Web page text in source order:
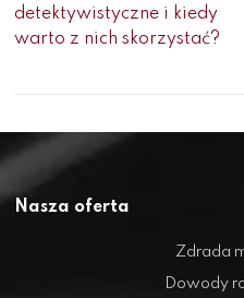
wpis:
detektywistyczne i kiedy
warto z nich skorzystać?
Nasza oferta
Zdrada
Dowody